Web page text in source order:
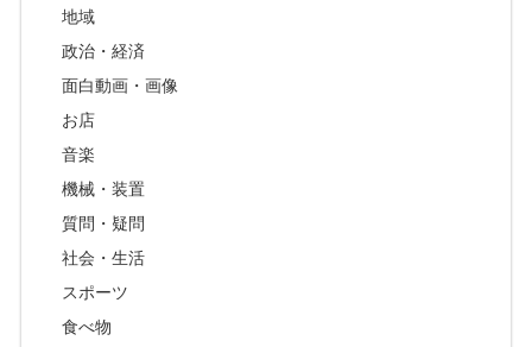
地域
政治・経済
面白動画・画像
お店
音楽
機械・装置
質問・疑問
社会・生活
スポーツ
食べ物